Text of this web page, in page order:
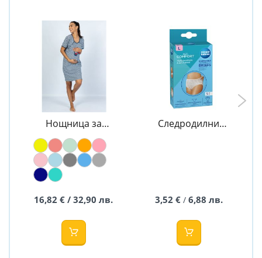
Нощница за
кърмене с къс
ръкав
16,82 € / 32,90 лв.
Следродилни
3,52 €/ 6,88 лв.